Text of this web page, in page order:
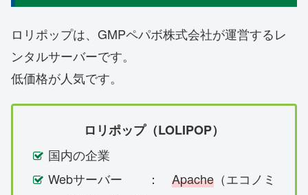
ロリポップは、GMPペパボ株式会社が運営するレ
ンタルサーバーです。
低価格が人気です。
ロリポップ（LOLIPOP）
国内の企業
Webサーバー ： Apache（エコノミ